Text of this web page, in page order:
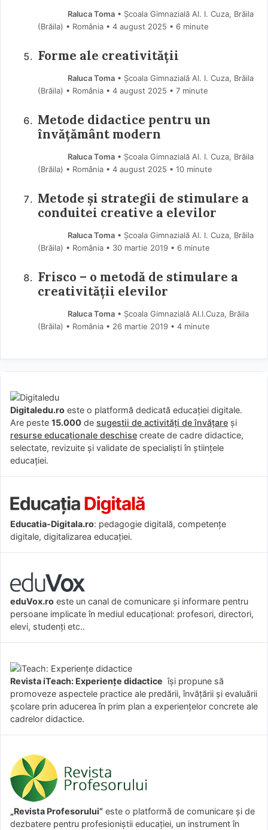
Raluca Toma• Școala Gimnazială Al. I. Cuza, Brăila
(Brăila) • România
4 august 2025 • 6 minute
Forme ale creativității
Raluca Toma• Școala Gimnazială Al. I. Cuza, Brăila
(Brăila) • România
4 august 2025 • 7 minute
Metode didactice pentru un
învățământ modern
Raluca Toma• Școala Gimnazială Al. I. Cuza, Brăila
(Brăila) • România
4 august 2025 • 10 minute
Metode şi strategii de stimulare a
conduitei creative a elevilor
Raluca Toma• Școala Gimnazială Al. I. Cuza, Brăila
(Brăila) • România
30 martie 2019 • 6 minute
Frisco – o metodă de stimulare a
creativității elevilor
Raluca Toma• Școala Gimnazială Al.I.Cuza, Brăila
(Brăila) • România
26 martie 2019 • 4 minute
Digitaledu.ro este o platformă dedicată educației digitale.
Are peste 15.000 de sugestii de activități de învățare și
resurse educaționale deschise create de cadre didactice,
selectate, revizuite și validate de specialiști în științele
educației.
Educatia-Digitala.ro: pedagogie digitală, competențe
digitale, digitalizarea educației.
eduVox.ro este un canal de comunicare și informare pentru
persoane implicate în mediul educațional: profesori, directori,
elevi, studenți etc..
Revista iTeach: Experienţe didactice îşi propune să
promoveze aspectele practice ale predării, învăţării şi evaluării
şcolare prin aducerea în prim plan a experienţelor concrete ale
cadrelor didactice.
„Revista Profesorului” este o platformă de comunicare și de
dezbatere pentru profesioniștii educației, un instrument în